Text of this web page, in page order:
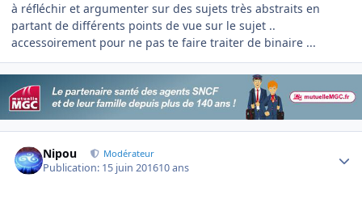
à réfléchir et argumenter sur des sujets très abstraits en
partant de différents points de vue sur le sujet ..
accessoirement pour ne pas te faire traiter de binaire ...
Nipou Modérateur
Publication: 15 juin 201610 ans